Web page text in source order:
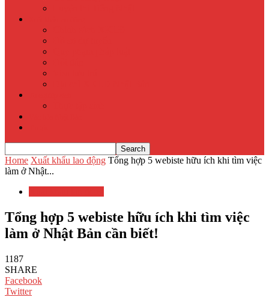
Home Xuất khẩu lao động Tổng hợp 5 webiste hữu ích khi tìm việc
làm ở Nhật...
Tổng hợp 5 webiste hữu ích khi tìm việc
làm ở Nhật Bản cần biết!
1187
SHARE
Facebook
Twitter